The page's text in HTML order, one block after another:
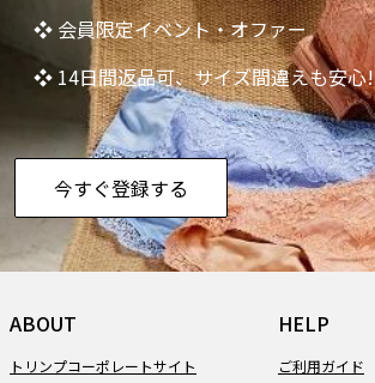
❖ 会員限定イベント・オファー
❖ 14日間返品可、サイズ間違えも安心!
今すぐ登録する
ABOUT
トリンプコーポレートサイト
HELP
ご利用ガイド